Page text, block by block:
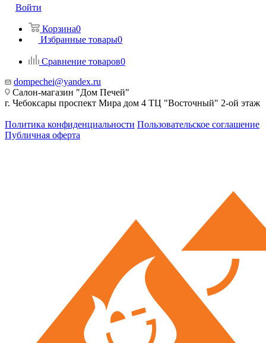
Войти
Корзина0
Избранные товары0
Сравнение товаров0
dompechei@yandex.ru
Салон-магазин "Дом Печей"
г. Чебоксары проспект Мира дом 4 ТЦ "Восточный" 2-ой этаж
Политика конфиденциальности Пользовательское соглашение
Публичная оферта